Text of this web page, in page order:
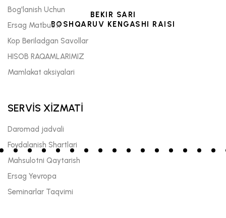
BEKIR SARI
BOSHQARUV KENGASHI RAISI
Bog'lanish Uchun
Ersag Matbuoti
Kop Beriladgan Savollar
HISOB RAQAMLARIMIZ
Mamlakat aksiyalari
SERVİS XİZMATİ
Daromad jadvali
Foydalanish Shartlari
Mahsulotni Qaytarish
Ersag Yevropa
Seminarlar Taqvimi